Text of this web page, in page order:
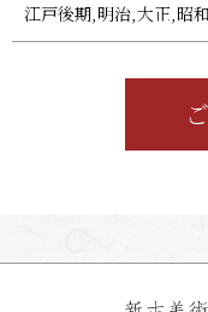
江戸後期,明治,大正,昭和